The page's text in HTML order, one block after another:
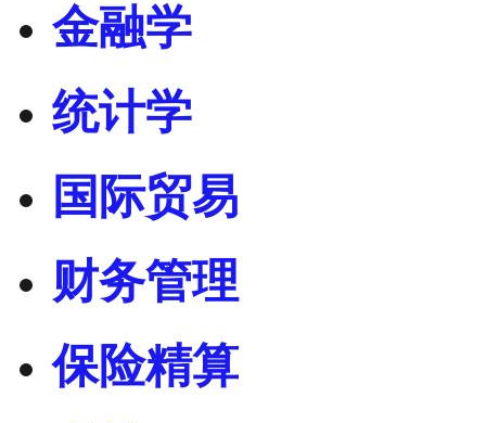
金融学
统计学
国际贸易
财务管理
保险精算